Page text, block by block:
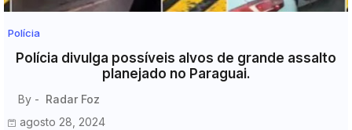
Polícia
Polícia divulga possíveis alvos de grande assalto
planejado no Paraguai.
By - Radar Foz
agosto 28, 2024